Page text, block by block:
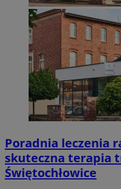
Poradnia leczenia
skuteczna terapia
Świętochłowice